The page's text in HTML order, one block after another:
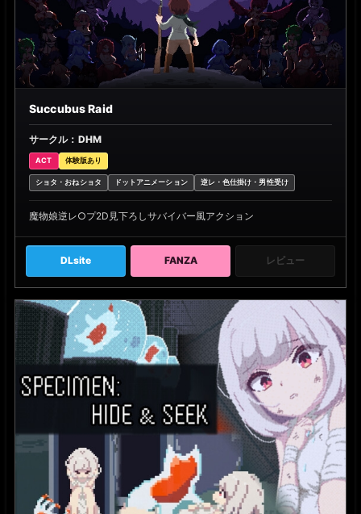
Succubus Raid
サークル：DHM
ACT 体験版あり
ショタ・おねショタ ドットアニメーション 逆レ・色仕掛け・男性受け
魔物娘逆レ○プ2D見下ろしサバイバー風アクション
DLsite FANZA レビュー